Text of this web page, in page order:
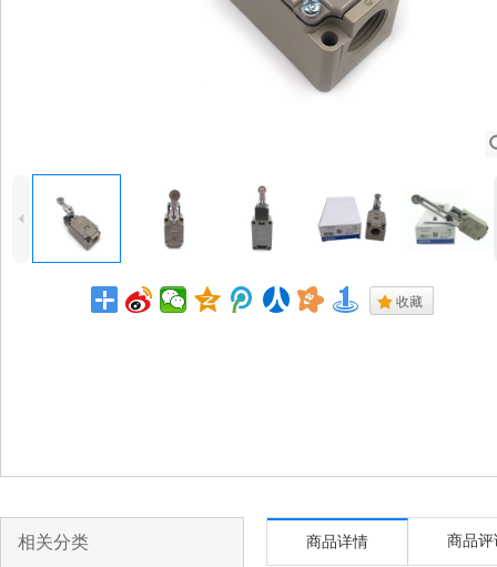
4
. 收藏
相关分类 商品详情 商品评